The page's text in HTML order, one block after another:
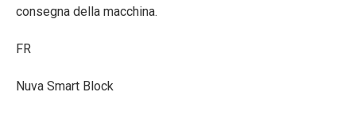
consegna della macchina.
FR
Nuva Smart Block